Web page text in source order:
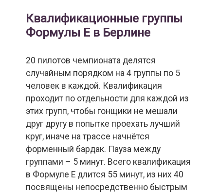
Квалификационные группы
Формулы Е в Берлине
20 пилотов чемпионата делятся
случайным порядком на 4 группы по 5
человек в каждой. Квалификация
проходит по отдельности для каждой из
этих групп, чтобы гонщики не мешали
друг другу в попытке проехать лучший
круг, иначе на трассе начнётся
форменный бардак. Пауза между
группами – 5 минут. Всего квалификация
в Формуле Е длится 55 минут, из них 40
посвящены непосредственно быстрым